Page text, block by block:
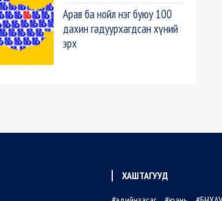
Арав ба нойл нэг буюу 100
дахин гадуурхагдсан хүний
эрх
ХАШТАГУУД